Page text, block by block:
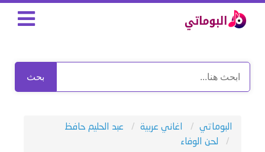
بحث
البوماتي اغاني عربية
عبد الحليم حافظ
لحن الوفاء